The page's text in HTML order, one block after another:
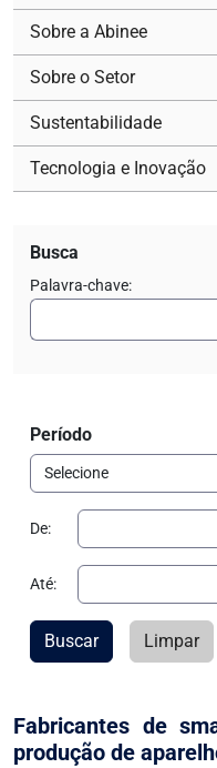
Fabricantes de
produção de
Sobre a Abinee
Sobre o Setor
Sustentabilidade
Tecnologia e Inovação
Busca
Palavra-chave:
Período
De:
Até:
Buscar Limpar